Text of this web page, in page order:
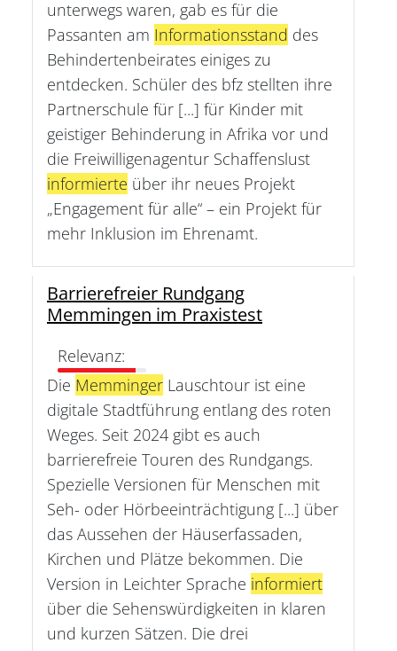
unterwegs waren, gab es für die
Passanten am Informationsstand des
Behindertenbeirates einiges zu
entdecken. Schüler des bfz stellten ihre
Partnerschule für [...] für Kinder mit
geistiger Behinderung in Afrika vor und
die Freiwilligenagentur Schaffenslust
informierte über ihr neues Projekt
„Engagement für alle“ – ein Projekt für
mehr Inklusion im Ehrenamt.
Barrierefreier Rundgang
Memmingen im Praxistest
Relevanz:
Die Memminger Lauschtour ist eine
digitale Stadtführung entlang des roten
Weges. Seit 2024 gibt es auch
barrierefreie Touren des Rundgangs.
Spezielle Versionen für Menschen mit
Seh- oder Hörbeeinträchtigung [...] über
das Aussehen der Häuserfassaden,
Kirchen und Plätze bekommen. Die
Version in Leichter Sprache informiert
über die Sehenswürdigkeiten in klaren
und kurzen Sätzen. Die drei